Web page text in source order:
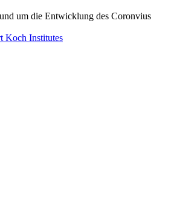
um die Entwicklung des Coronvius
Koch Institutes